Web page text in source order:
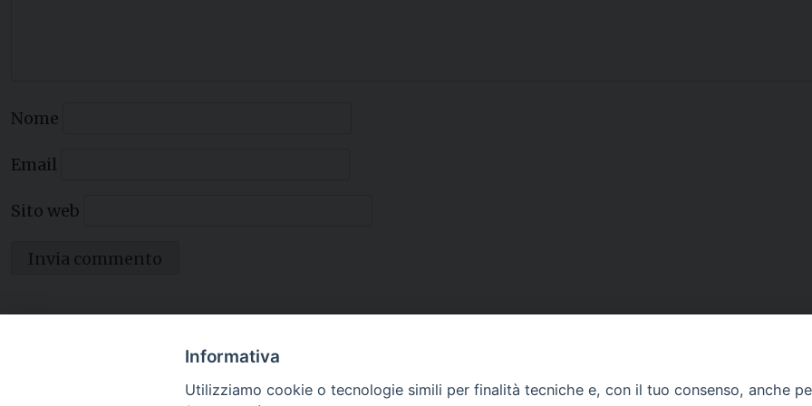
Nome
Email
Sito web
Contatti
Informativa
Utilizziamo cookie o tecnologie simili per finalità tecniche e, con il tuo consenso, anche